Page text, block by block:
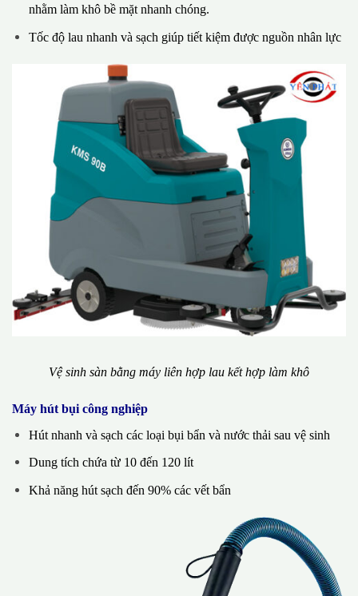
nhằm làm khô bề mặt nhanh chóng.
Tốc độ lau nhanh và sạch giúp tiết kiệm được nguồn nhân lực
Vệ sinh sàn bằng máy liên hợp lau kết hợp làm khô
Máy hút bụi công nghiệp
Hút nhanh và sạch các loại bụi bẩn và nước thải sau vệ sinh
Dung tích chứa từ 10 đến 120 lít
Khả năng hút sạch đến 90% các vết bẩn